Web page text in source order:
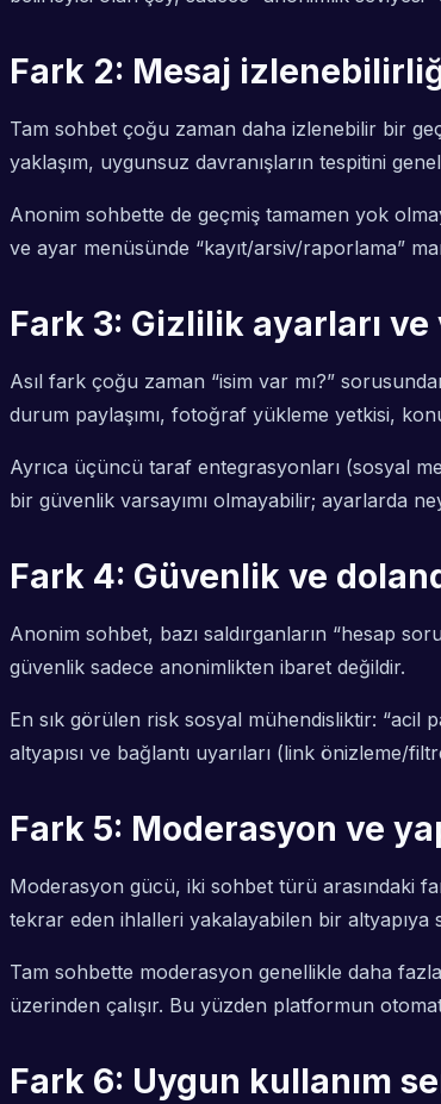
Fark 2: Mesaj
Tam sohbet çoğu zaman daha izlenebilir bir
yaklaşım, uygunsuz davranışların tespitini
Anonim sohbette de geçmiş tamamen yok
ve ayar menüsünde “kayıt/arsiv/raporlama”
Fark 3: Gizlilik ayarları
Asıl fark çoğu zaman “isim var mı?”
durum paylaşımı, fotoğraf yükleme yetkisi,
Ayrıca üçüncü taraf entegrasyonları (sosyal
bir güvenlik varsayımı olmayabilir; ayarlarda
Fark 4: Güvenlik ve
Anonim sohbet, bazı saldırganların “hesap
güvenlik sadece anonimlikten ibaret değildir.
En sık görülen risk sosyal mühendisliktir: “acil
altyapısı ve bağlantı uyarıları (link önizleme/
Fark 5: Moderasyon ve
Moderasyon gücü, iki sohbet türü arasındaki
tekrar eden ihlalleri yakalayabilen bir altyapıya
Tam sohbette moderasyon genellikle daha
üzerinden çalışır. Bu yüzden platformun
Fark 6: Uygun kullanım